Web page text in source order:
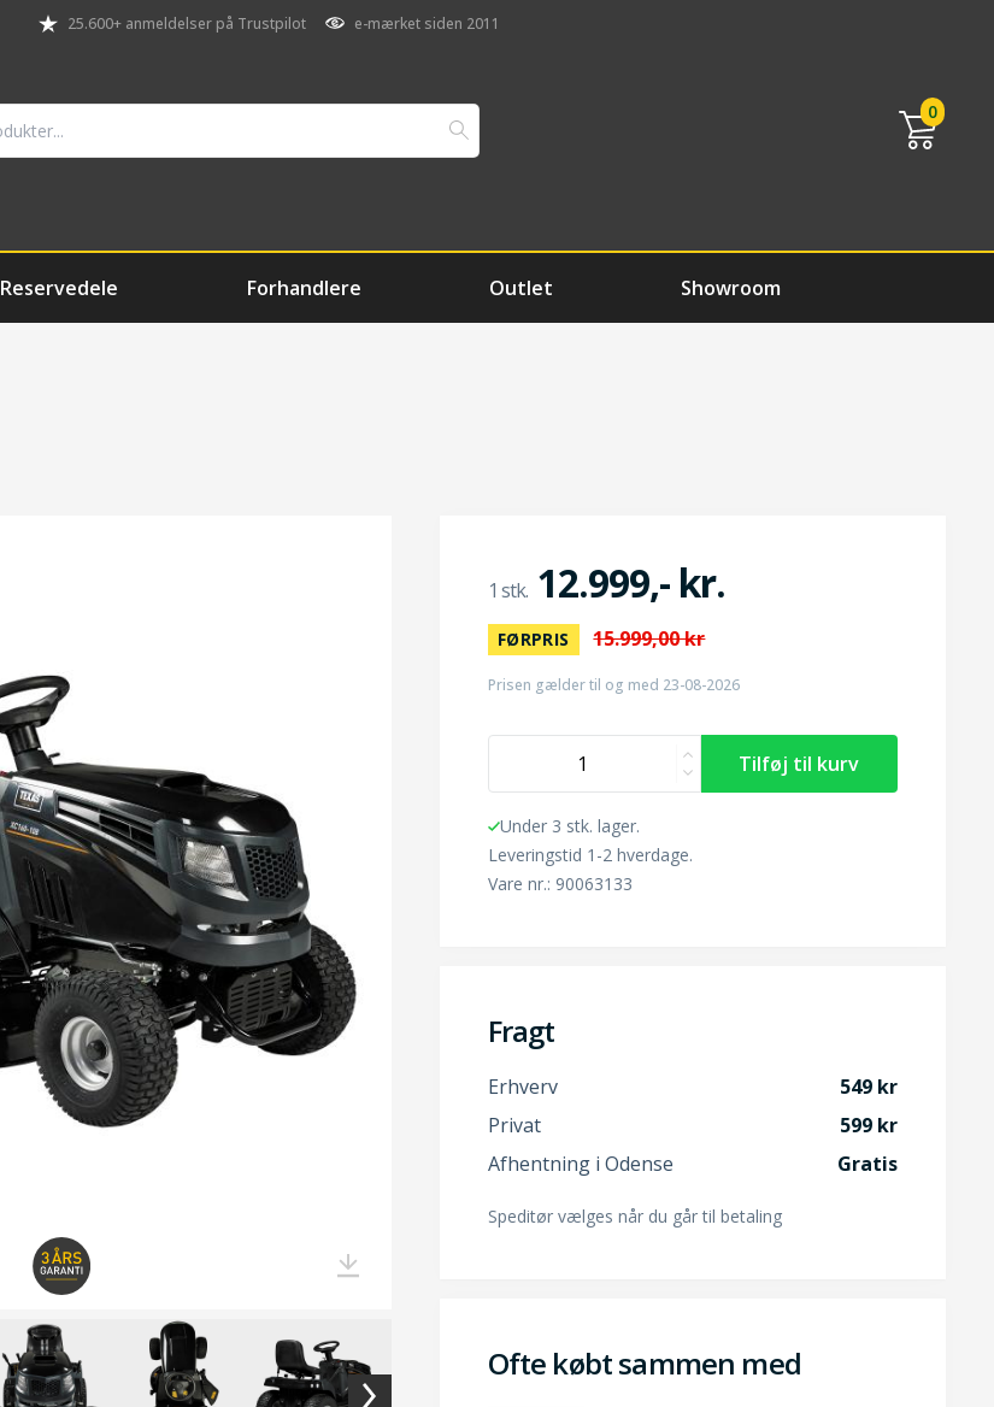
25.600+ anmeldelser på Trustpilot e-mærket siden 2011
0
Reservedele Forhandlere Outlet Showroom
12.999,- kr.
FØRPRIS 15.999,00 kr
Prisen gælder til og med 23-08-2026
Under 3 stk. lager.
Leveringstid 1-2 hverdage.
Vare nr.: 90063133
Fragt
Erhverv
549
Privat
599
Afhentning i Odense
Gratis
Speditør vælges når du går til betaling
Ofte købt sammen med